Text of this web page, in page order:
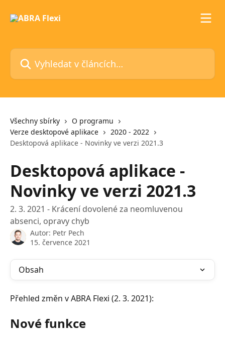
Vyhledat v článcích…
Všechny sbírky
O programu
Verze desktopové aplikace
2020 - 2022
Desktopová aplikace - Novinky ve verzi 2021.3
Desktopová aplikace -
Novinky ve verzi 2021.3
2. 3. 2021 - Krácení dovolené za neomluvenou
absenci, opravy chyb
Autor: Petr Pech
15. července 2021
Obsah
Přehled změn v ABRA Flexi (2. 3. 2021):
Nové funkce